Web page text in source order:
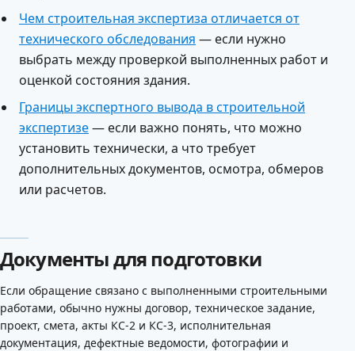
Чем строительная экспертиза отличается от
технического обследования — если нужно
выбрать между проверкой выполненных работ и
оценкой состояния здания.
Границы экспертного вывода в строительной
экспертизе— если важно понять, что можно
установить технически, а что требует
дополнительных документов, осмотра, обмеров
или расчетов.
Документы для подготовки
Если обращение связано с выполненными строительными
работами, обычно нужны договор, техническое задание,
проект, смета, акты КС-2 и КС-3, исполнительная
документация, дефектные ведомости, фотографии и